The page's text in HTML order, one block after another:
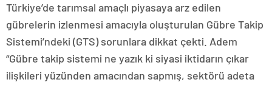
Türkiye’de tarımsal amaçlı piyasaya arz edilen
gübrelerin izlenmesi amacıyla oluşturulan Gübre Takip
Sistemi’ndeki (GTS) sorunlara dikkat çekti. Adem
“Gübre takip sistemi ne yazık ki siyasi iktidarın çıkar
ilişkileri yüzünden amacından sapmış, sektörü adeta